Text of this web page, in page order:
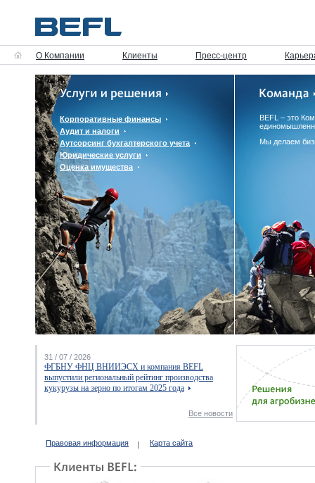
О Компании Клиенты Пресс-центр
Корпоративные финансы
Аудит и налоги
Аутсорсинг бухгалтерского учета
Юридические услуги
Оценка имущества
BEFL – это
Мы делаем
31 / 07 / 2026
ФГБНУ ФНЦ ВНИИЭСХ и компания BEFL
выпустили региональный рейтинг производства
кукурузы на зерно по итогам 2025 года
Все новости
Правовая информация Карта сайта